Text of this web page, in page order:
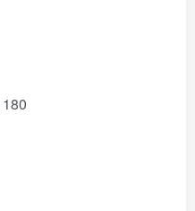
180